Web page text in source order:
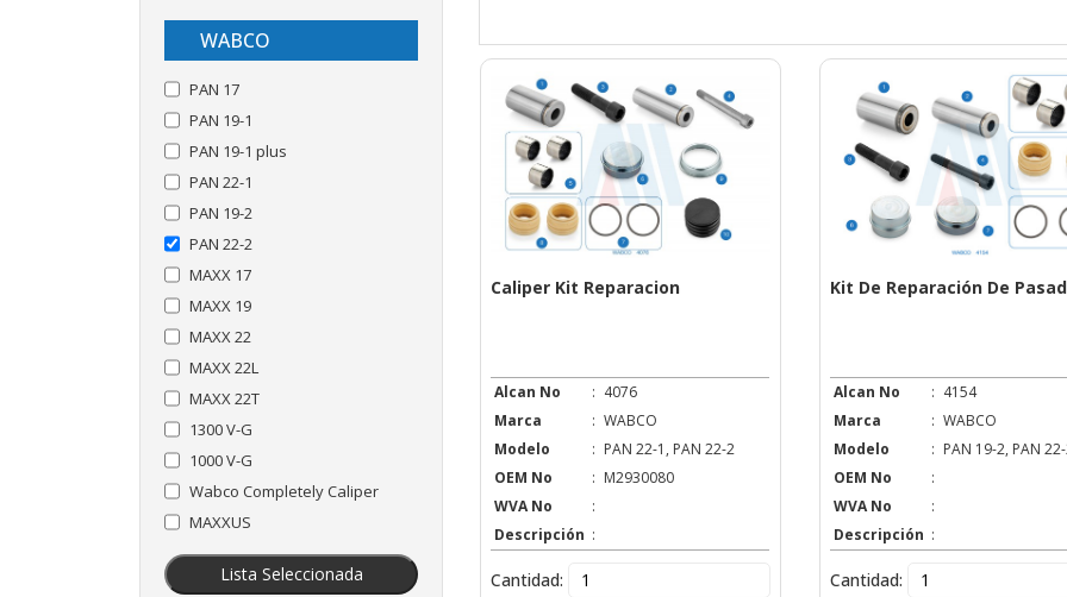
WABCO
PAN 17
PAN 19-1
PAN 19-1 plus
PAN 22-1
PAN 19-2
PAN 22-2
MAXX 17
MAXX 19
MAXX 22
MAXX 22L
MAXX 22T
1300 V-G
1000 V-G
Wabco Completely Caliper
MAXXUS
Lista Seleccionada
Caliper Kit Reparacion
Alcan No : 4076
Marca
: WABCO
Modelo
: PAN 22-1, PAN 22-2
OEM No
: M2930080
WVA No
:
Descripción :
Cantidad:
Kit De Reparación De
Alcan No : 4154
Marca
: WABCO
Modelo
: PAN 19-2, PAN
OEM No
:
WVA No
:
Descripción :
Cantidad: